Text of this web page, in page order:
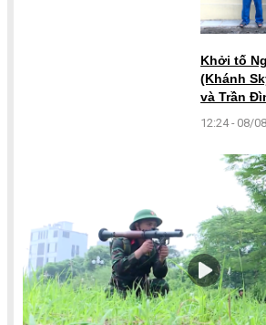
Khởi tố
(Khánh
và Trần
12:24 - 08/